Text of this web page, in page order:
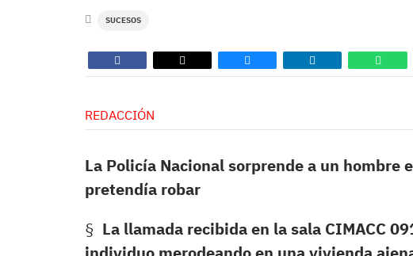
SUCESOS
REDACCIÓN
La Policía Nacional sorprende a un
pretendía robar
§ La llamada recibida en la sala CIMACC